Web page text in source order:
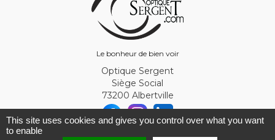
Le bonheur de bien voir
Optique Sergent
Siège Social
73200 Albertville
This site uses cookies and gives you control over what you want
to enable